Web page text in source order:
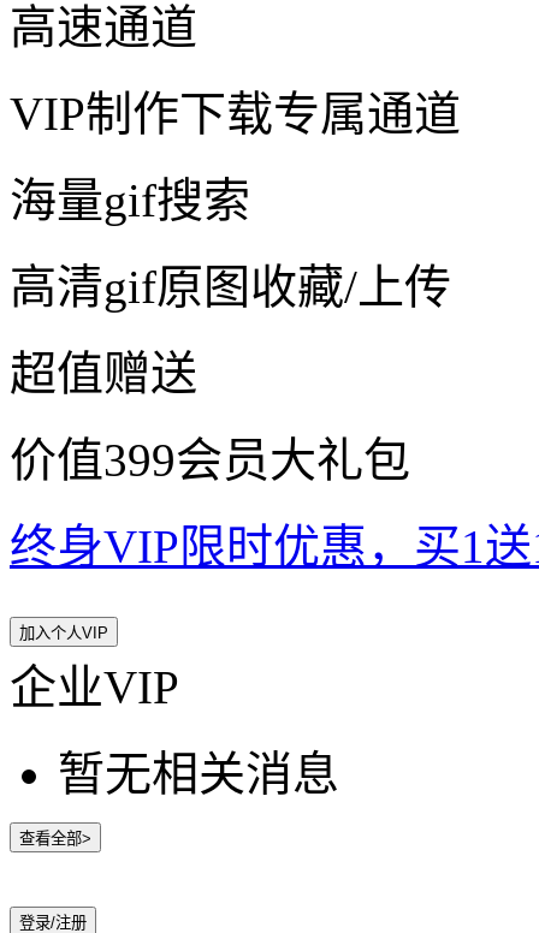
高速通道
VIP制作下载专属通道
海量gif搜索
高清gif原图收藏/上传
超值赠送
价值399会员大礼包
终身VIP限时优惠，买1
加入个人VIP
企业VIP
暂无相关消息
查看全部>
登录/注册